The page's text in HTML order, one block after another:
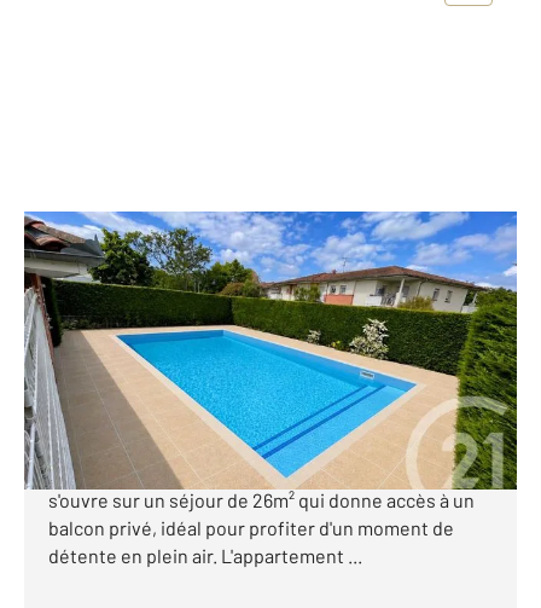
TOULOUSE 31
58 m2, 3 pièces
Ref : 30178
Appartement T3 à vendre
172 000 €
TOULOUSE - AUCAMVILLE : PISCINE - 2 PARKINGS :
Niché au cœur du nord toulousain, cet appartement
s'ouvre sur un séjour de 26m² qui donne accès à un
balcon privé, idéal pour profiter d'un moment de
détente en plein air. L'appartement ...